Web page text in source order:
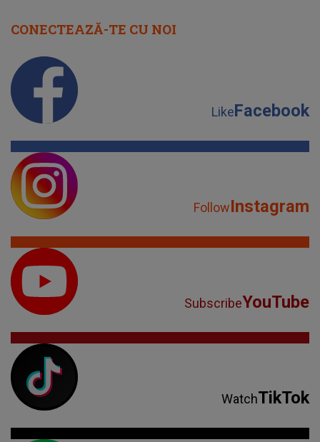
CONECTEAZĂ-TE CU NOI
LikeFacebook
FollowInstagram
SubscribeYouTube
WatchTikTok